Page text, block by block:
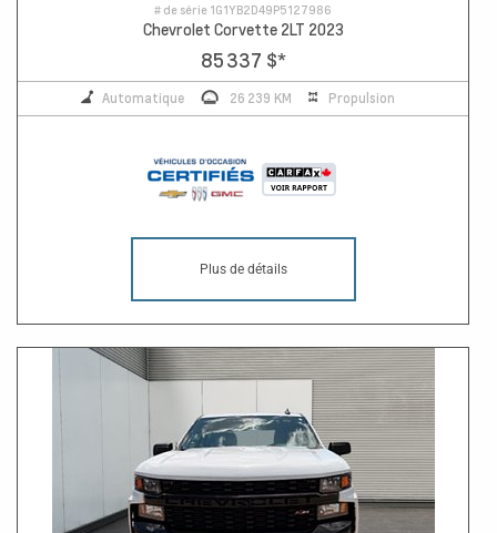
# de série 1G1YB2D49P5127986
Chevrolet Corvette 2LT 2023
85 337 $*
Automatique 26 239 KM Propulsion
Plus de détails